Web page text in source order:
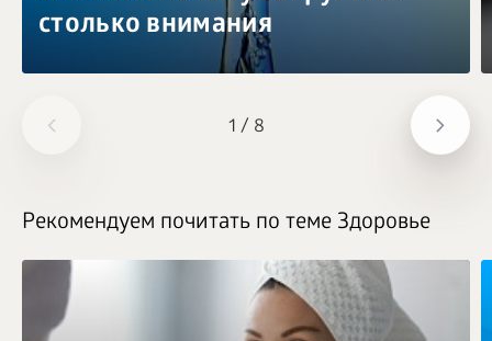
1 / 8
столько внимания
Рекомендуем почитать по теме Здоровье